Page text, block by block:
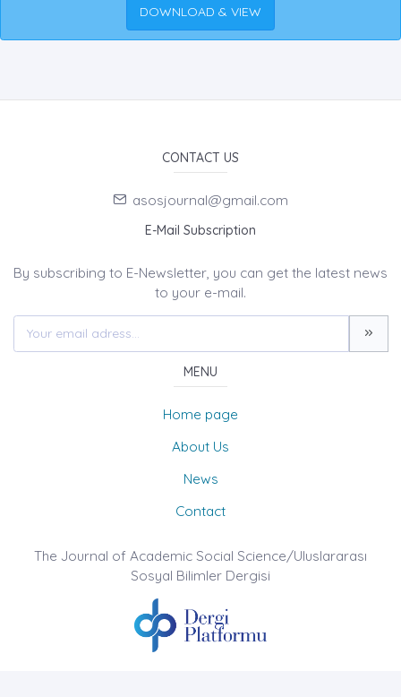
DOWNLOAD & VIEW
CONTACT US
asosjournal@gmail.com
E-Mail Subscription
By subscribing to E-Newsletter, you can get the latest news
to your e-mail.
MENU
Home page
About Us
News
Contact
The Journal of Academic Social Science/Uluslararası
Sosyal Bilimler Dergisi